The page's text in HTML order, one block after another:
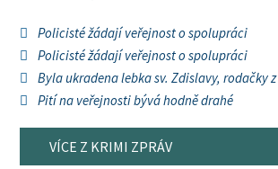
Policisté žádají veřejnost o spolupráci
Policisté žádají veřejnost o spolupráci
Byla ukradena lebka sv. Zdislavy, rodačky
Pití na veřejnosti bývá hodně drahé
VÍCE Z KRIMI ZPRÁV